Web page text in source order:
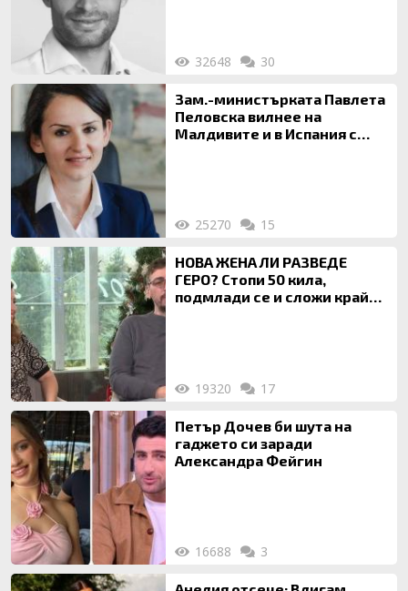
32648 30
Зам.-министърката Павлета
Пеловска вилнее на
Малдивите и в Испания с
25270 15
НОВА ЖЕНА ЛИ РАЗВЕДЕ
ГЕРО? Стопи 50 кила,
подмлади се и сложи край
19320 17
Петър Дочев би шута на
гаджето си заради
Александра Фейгин
16688 3